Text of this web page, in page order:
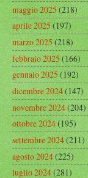
maggio 2025(218)
aprile 2025(197)
marzo 2025(218)
febbraio 2025(166)
gennaio 2025(192)
dicembre 2024(147)
novembre 2024(204)
ottobre 2024(195)
settembre 2024(211)
agosto 2024(225)
luglio 2024(281)